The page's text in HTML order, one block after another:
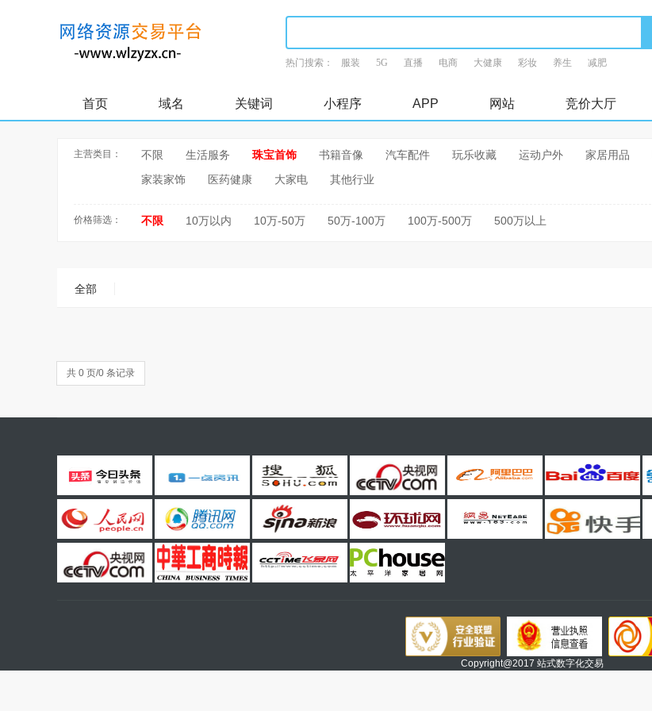
热门搜索： 服装 5G 直播 电商 大健康 彩妆 养生 减肥
首页 域名 关键词 小程序 APP 网站 竞价大厅
主营类目： 不限 生活服务 珠宝首饰 书籍音像 汽车配件 玩乐收藏 运动户外 家居用品
家装家饰
医药健康 大家电 其他行业
价格筛选： 不限 10万以内 10万-50万 50万-100万 100万-500万 500万以上
全部
共 0 页/0 条记录
Copyright@2017 站式数字化交易